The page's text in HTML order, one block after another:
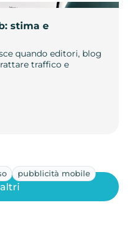
stima e
quando editori, blog
traffico e
pubblicità mobile